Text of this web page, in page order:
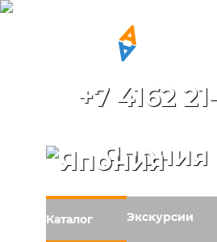
+7 4162
Япония
Каталог Экскурсии